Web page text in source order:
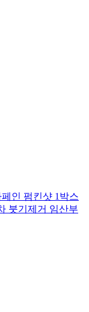
인 펌킨샷 1박스
붓기제거 임산부